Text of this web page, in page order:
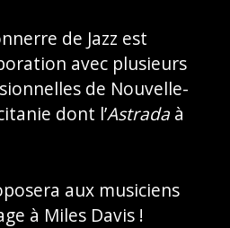
de Jazz est
avec plusieurs
de Nouvelle-
dont l’Astrada à
aux musiciens
à Miles Davis !